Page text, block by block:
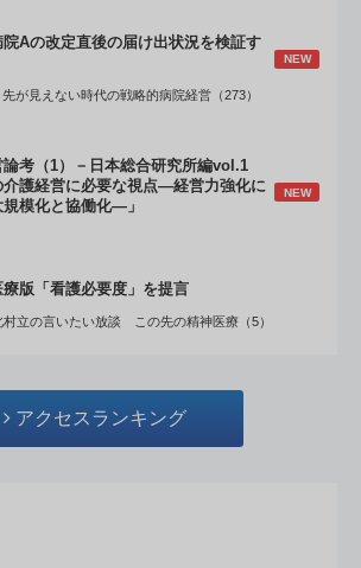
Aの改定直後の届け出状況を検証す
NEW
先が見えない時代の戦略的病院経営（273）
論考（1）－日本総合研究所編vol.1
介護経営に必要な視点―経営力強化に
規模化と協働化―」
NEW
版「看護必要度」を提言
村立の言いたい放談 この先の精神医療（5）
アクセスランキング